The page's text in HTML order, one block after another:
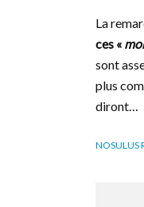
La
ces «
sont
plus
diront…
NOSULUS